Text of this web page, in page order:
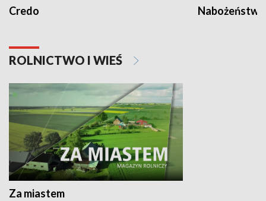
Credo
ROLNICTWO I WIEŚ
Za miastem